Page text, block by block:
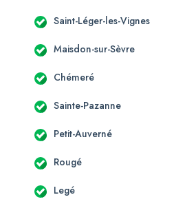
Saint-Léger-les-Vignes
Maisdon-sur-Sèvre
Chémeré
Sainte-Pazanne
Petit-Auverné
Rougé
Legé